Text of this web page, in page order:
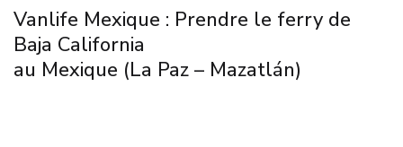
Vanlife Mexique : Prendre le ferry de
Baja California
au Mexique (La Paz – Mazatlán)